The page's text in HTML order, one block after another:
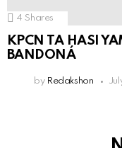
4 Shares
KPCN TA HASI
BANDONÁ
by Redakshon